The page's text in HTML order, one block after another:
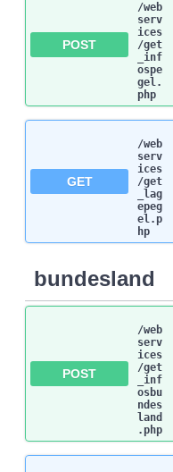
POST
/web
serv
ices​
/get
_inf
ospe
gel.
php
GET
/web
serv
ices​
/get
_lag
epeg
el.p
hp
bundesland
POST
/web
serv
ices​
/get
_inf
osbu
ndes
land
.php